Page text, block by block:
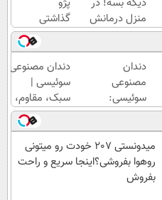
منزل درمانش
کن
(◀پرسش‌نامه)
گذاشتی
برای
فروش
؟ اینجا
سریع و
راحت
بفروش
دندان
مصنوعی
سوئیسی:
جدیدترین
فناوری
اروپا،
سبک و
مقاوم |
دندان مصنوعی
سوئیسی |
سبک، مقاوم،
طبیعی! ویزیت
رایگان+پرداخت
اقساطی😍
میدونستی 207 خودت رو میتونی
روهوا بفروشی؟اینجا سریع و راحت
بفروش